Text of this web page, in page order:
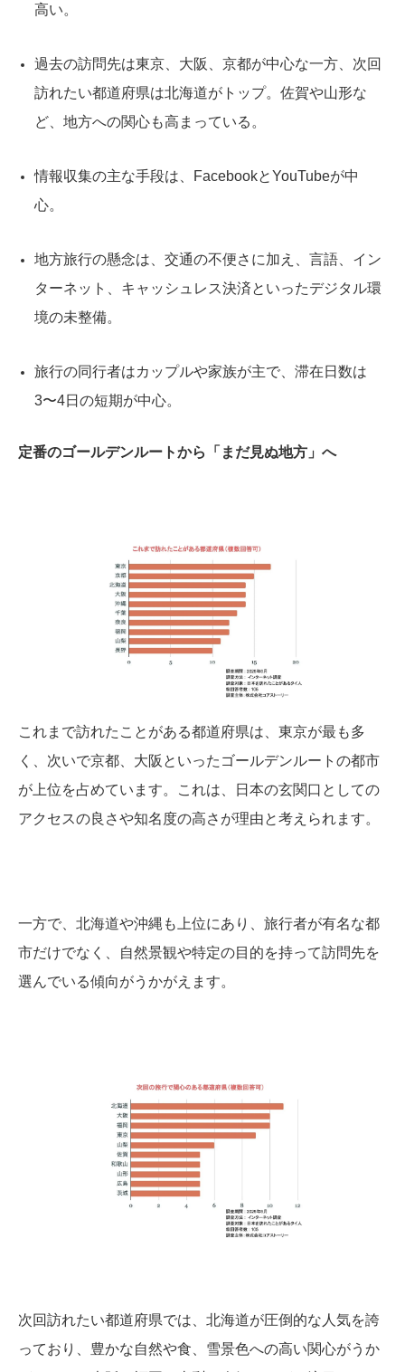
高い。
過去の訪問先は東京、大阪、京都が中心な一方、次回
訪れたい都道府県は北海道がトップ。佐賀や山形な
ど、地方への関心も高まっている。
情報収集の主な手段は、FacebookとYouTubeが中
心。
地方旅行の懸念は、交通の不便さに加え、言語、イン
ターネット、キャッシュレス決済といったデジタル環
境の未整備。
旅行の同行者はカップルや家族が主で、滞在日数は
3〜4日の短期が中心。
定番のゴールデンルートから「まだ見ぬ地方」へ
これまで訪れたことがある都道府県は、東京が最も多
く、次いで京都、大阪といったゴールデンルートの都市
が上位を占めています。これは、日本の玄関口としての
アクセスの良さや知名度の高さが理由と考えられます。
一方で、北海道や沖縄も上位にあり、旅行者が有名な都
市だけでなく、自然景観や特定の目的を持って訪問先を
選んでいる傾向がうかがえます。
次回訪れたい都道府県では、北海道が圧倒的な人気を誇
っており、豊かな自然や食、雪景色への高い関心がうか